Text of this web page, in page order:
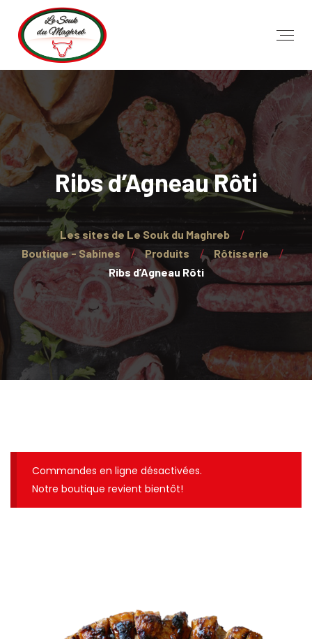
Ribs d’Agneau Rôti
Les sites de Le Souk du Maghreb
Boutique - Sabines
Produits
Rôtisserie
Ribs d’Agneau Rôti
Commandes en ligne désactivées.
Notre boutique revient bientôt!